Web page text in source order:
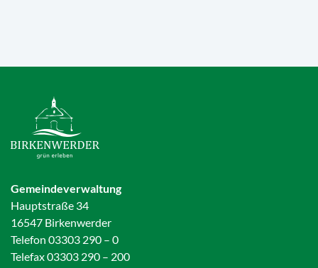
Gemeindeverwaltung
Hauptstraße 34
16547 Birkenwerder
Telefon 03303 290 – 0
Telefax 03303 290 – 200